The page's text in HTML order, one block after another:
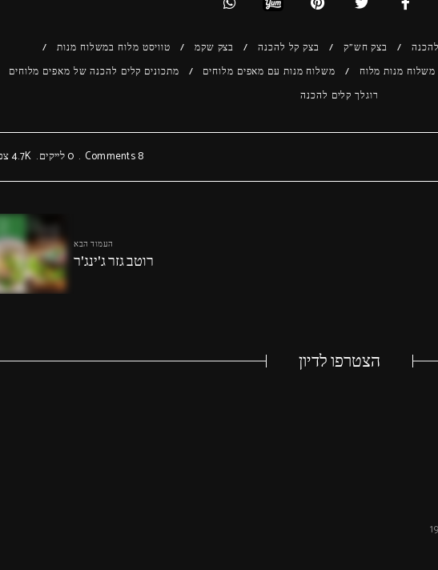
בצק חש"ק בצק קל להכנה בצק שקמ
טוויסט מלוח במשלוח מנות
משלוח מנות מלוח משלוח מנות עם מאפים מלוחים
מתכונים קלים להכנה של מאפים מלוחים
רוגלך קלים להכנה
8 Comments
0לייקים 4.7K
העמוד הבא
רוטב גזר ג'ינג'ר
הצטרפו לדיון